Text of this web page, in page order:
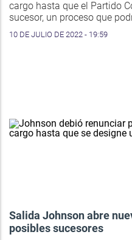
cargo hasta que el Partido
sucesor, un proceso que
10 DE JULIO DE 2022 - 19:59
Salida Johnson abre
posibles sucesores